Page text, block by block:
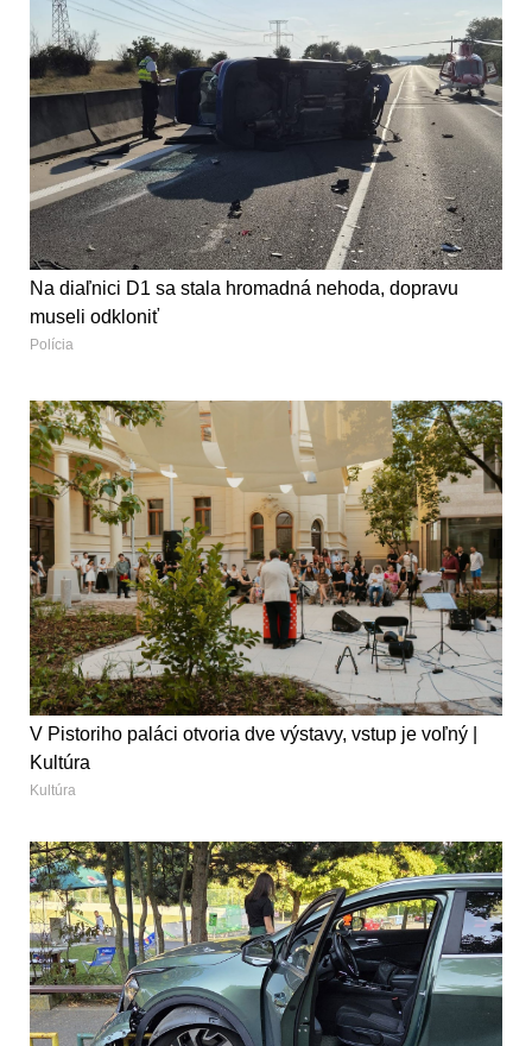
Na diaľnici D1 sa stala hromadná nehoda, dopravu
museli odkloniť
Polícia
V Pistoriho paláci otvoria dve výstavy, vstup je voľný |
Kultúra
Kultúra